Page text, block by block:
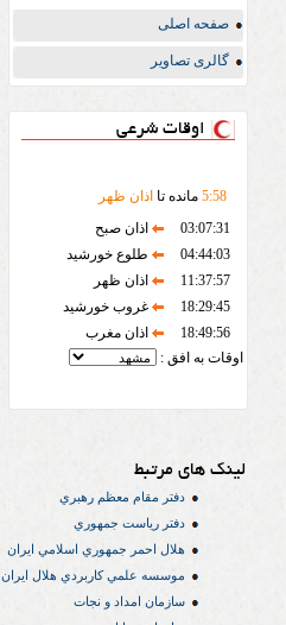
صفحه اصلی
گالری تصاویر
اوقات شرعی
5:58 مانده تا اذان ظهر
03:07:31
اذان صبح
04:44:03
طلوع خورشید
11:37:57
اذان ظهر
18:29:45
غروب خورشید
18:49:56
اذان مغرب
اوقات به افق :
لینک های مرتبط
دفتر مقام معظم رهبري
دفتر رياست جمهوري
هلال احمر جمهوري اسلامي ايران
موسسه علمي كاربردي هلال ایران
سازمان امداد و نجات